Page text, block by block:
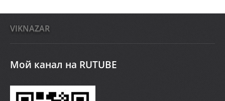
VIKNAZAR
Мой канал на RUTUBE